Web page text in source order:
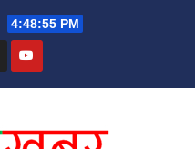
4:48:56 PM